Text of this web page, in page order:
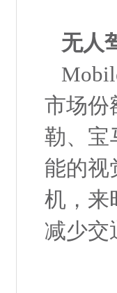
无人
市场份
勒、宝
能的视
机，来
减少交